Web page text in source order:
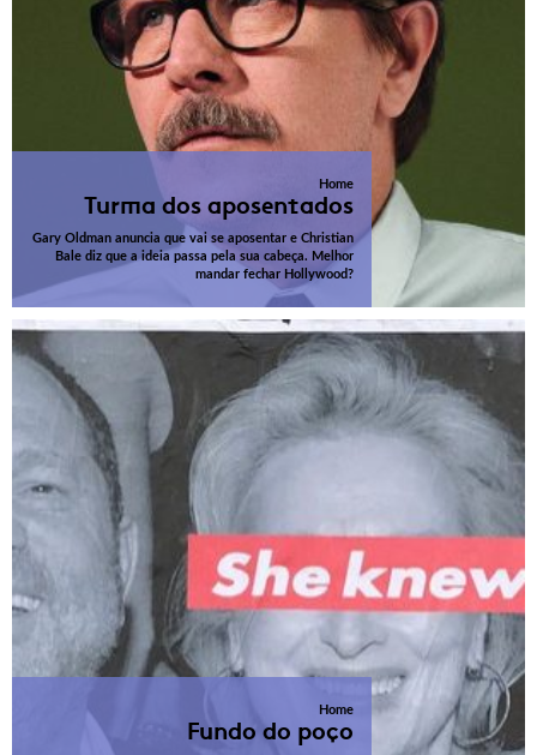
Home
Turma dos aposentados
Gary Oldman anuncia que vai se aposentar e Christian
Bale diz que a ideia passa pela sua cabeça. Melhor
mandar fechar Hollywood?
Home
Fundo do poço